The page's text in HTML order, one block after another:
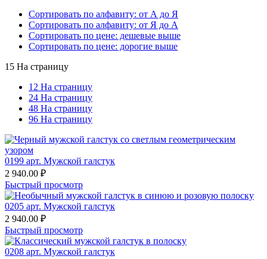
Сортировать по алфавиту: от А до Я
Сортировать по алфавиту: от Я до А
Сортировать по цене: дешевые выше
Сортировать по цене: дорогие выше
15 На страницу
12 На страницу
24 На страницу
48 На страницу
96 На страницу
0199 арт. Мужской галстук
2 940.00 ₽
Быстрый просмотр
0205 арт. Мужской галстук
2 940.00 ₽
Быстрый просмотр
0208 арт. Мужской галстук